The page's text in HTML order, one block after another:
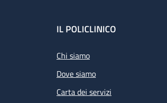
Footer
IL POLICLINICO
Chi siamo
Dove siamo
Carta dei servizi